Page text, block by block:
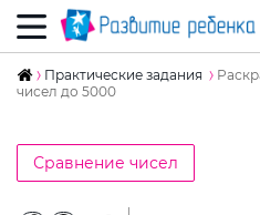
Практические задания
чисел до 5000
Сравнение чисел